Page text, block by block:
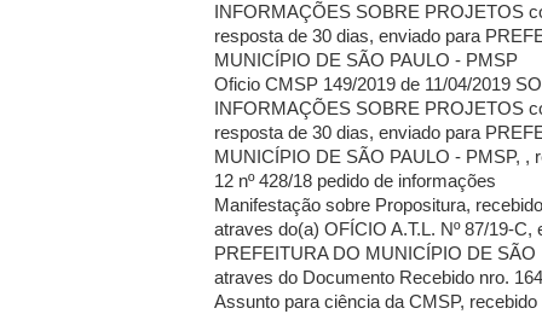
INFORMAÇÕES SOBRE PROJETOS
resposta de 30 dias, enviado para
MUNICÍPIO DE SÃO PAULO - PMSP
Oficio CMSP 149/2019 de 11/04/2019
INFORMAÇÕES SOBRE PROJETOS
resposta de 30 dias, enviado para
MUNICÍPIO DE SÃO PAULO - PMSP, ,
12 nº 428/18 pedido de informações
Manifestação sobre Propositura,
atraves do(a) OFÍCIO A.T.L. Nº 87/19-C,
PREFEITURA DO MUNICÍPIO DE SÃO
atraves do Documento Recebido nro.
Assunto para ciência da CMSP,